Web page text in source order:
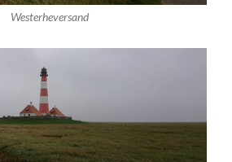
Westerheversand